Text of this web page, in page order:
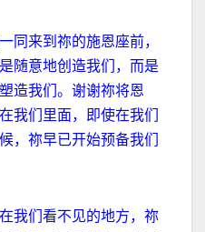
同来到祢的施恩座前，
随意地创造我们，而是
造我们。谢谢祢将恩
我们里面，即使在我们
，祢早已开始预备我们
我们看不见的地方，祢